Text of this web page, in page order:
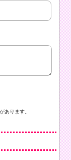
あります。